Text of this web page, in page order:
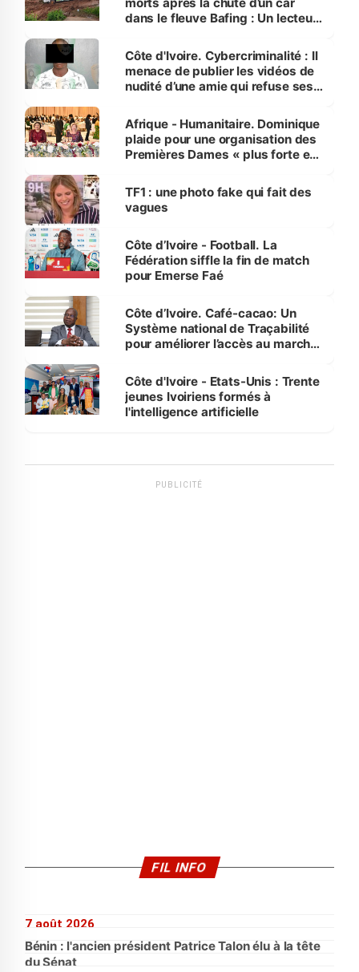
dans le fleuve Bafing : Un lecteur
des Transports
Côte d'Ivoire. Cybercriminalité : Il
menace de publier les vidéos de
nudité d’une amie qui refuse ses
Afrique - Humanitaire. Dominique
plaide pour une organisation des
Premières Dames « plus forte et
sur la scène internationale »
TF1 : une photo fake qui fait des
vagues
Côte d’Ivoire - Football. La
Fédération siffle la fin de match
pour Emerse Faé
Côte d’Ivoire. Café-cacao: Un
Système national de Traçabilité
pour améliorer l’accès au marché
Côte d'Ivoire - Etats-Unis : Trente
jeunes Ivoiriens formés à
l'intelligence artificielle
PUBLICITÉ
FIL INFO
7 août 2026
Bénin : l'ancien président Patrice Talon élu à la tête
du Sénat